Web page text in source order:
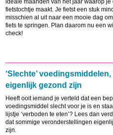
ideale maanden van het jaar waarop je
fietstochtje maakt. Je fietst een stuk
misschien al uit naar een mooie dag
fiets te springen. Plan daarom nu een
check!
‘Slechte’ voedingsmiddelen,
eigenlijk gezond zijn
Heeft ooit iemand je verteld dat een
voedingsmiddel slecht voor je is en
lijstje ‘verboden te eten’? Lees dan
dat sommige veronderstellingen
zijn.